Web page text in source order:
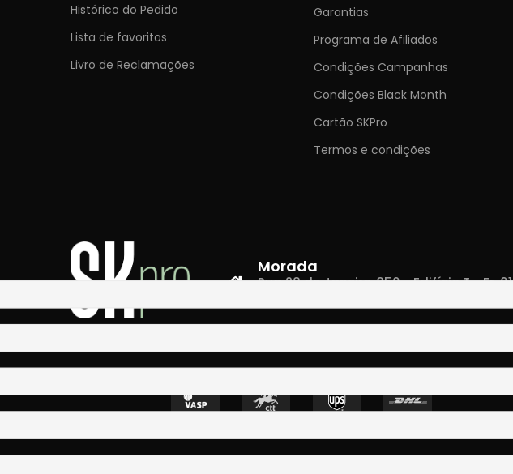
Histórico do Pedido
Lista de favoritos
Livro de Reclamações
Garantias
Programa de Afiliados
Condições Campanhas
Condições Black Month
Cartão SKPro
Termos e condições
Morada
Rua 28 de Janeiro, 350 - Edifício T - Fr. 01